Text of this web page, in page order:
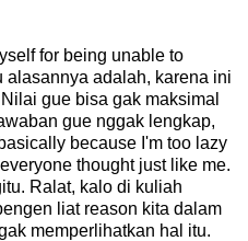
for being unable to
adalah, karena ini
gue bisa gak maksimal
gue nggak lengkap,
because I'm too lazy
thought just like me.
Ralat, kalo di kuliah
liat reason kita dalam
memperlihatkan hal itu.